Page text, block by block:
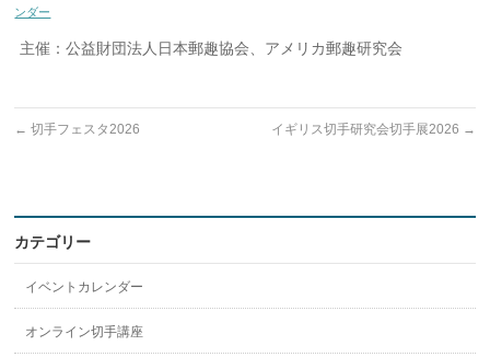
ンダー
主催：公益財団法人日本郵趣協会、アメリカ郵趣研究会
← 切手フェスタ2026 イギリス切手研究会切手展2026 →
カテゴリー
イベントカレンダー
オンライン切手講座